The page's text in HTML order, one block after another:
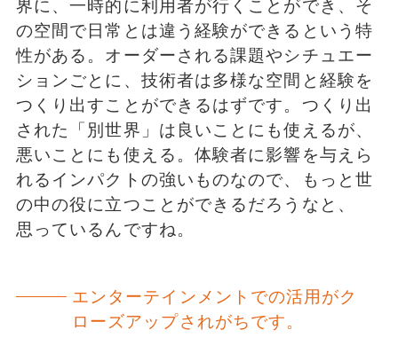
界に、一時的に利用者が行くことができ、そ
の空間で日常とは違う経験ができるという特
性がある。オーダーされる課題やシチュエー
ションごとに、技術者は多様な空間と経験を
つくり出すことができるはずです。つくり出
された「別世界」は良いことにも使えるが、
悪いことにも使える。体験者に影響を与えら
れるインパクトの強いものなので、もっと世
の中の役に立つことができるだろうなと、
思っているんですね。
エンターテインメントでの活用がク
ローズアップされがちです。